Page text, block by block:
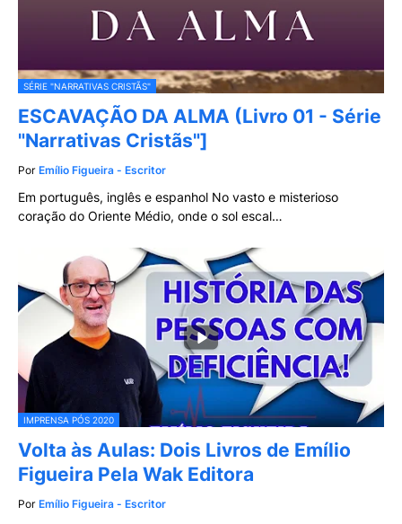
SÉRIE "NARRATIVAS CRISTÃS"
ESCAVAÇÃO DA ALMA (Livro 01 - Série
"Narrativas Cristãs"]
Por Emílio Figueira - Escritor
Em português, inglês e espanhol No vasto e misterioso
coração do Oriente Médio, onde o sol escal…
IMPRENSA PÓS 2020
Volta às Aulas: Dois Livros de Emílio
Figueira Pela Wak Editora
Por Emílio Figueira - Escritor